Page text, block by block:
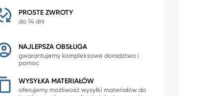
PROSTE ZWROTY
do 14 dni
NAJLEPSZA OBSŁUGA
gwarantujemy kompleksowe doradztwo i
pomoc
WYSYŁKA MATERIAŁÓW
oferujemy możliwość wysyłki materiałów do